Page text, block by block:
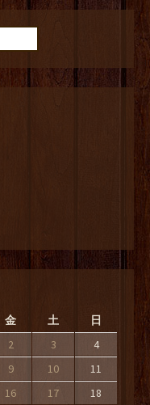
金 土
日
2 3
4
9 10
11
16 17 18